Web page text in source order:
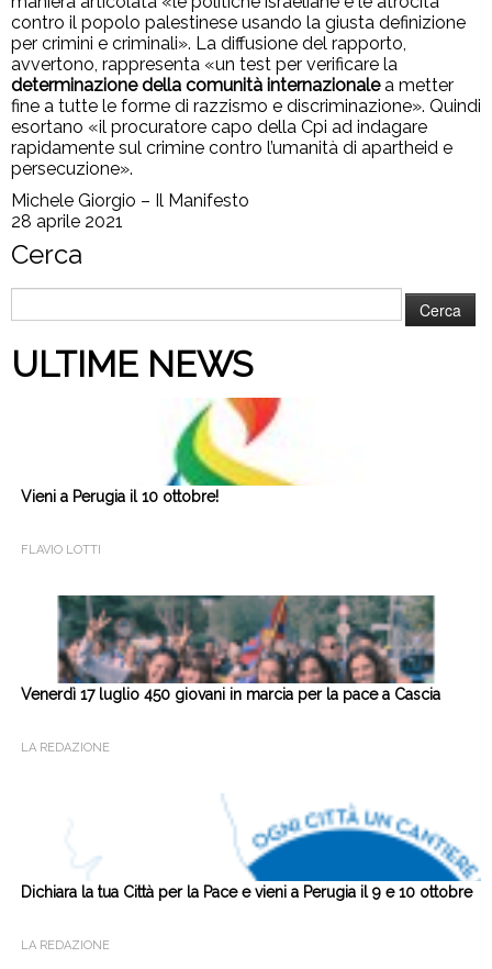
contro il popolo palestinese usando la giusta definizione
per crimini e criminali». La diffusione del rapporto,
avvertono, rappresenta «un test per verificare la
determinazione della comunità internazionalea metter
fine a tutte le forme di razzismo e discriminazione». Quindi
esortano «il procuratore capo della Cpi ad indagare
rapidamente sul crimine contro l’umanità di apartheid e
persecuzione».
Michele Giorgio – Il Manifesto
28 aprile 2021
Cerca
per:
ULTIME NEWS
Vieni a Perugia il 10 ottobre!
FLAVIO LOTTI
Venerdì 17 luglio 450 giovani in marcia per la pace a Cascia
LA REDAZIONE
Dichiara la tua Città per la Pace e vieni a Perugia il 9 e 10 ottobre
LA REDAZIONE